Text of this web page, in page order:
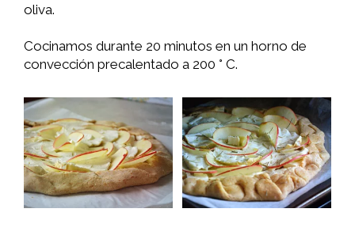
oliva.
Cocinamos durante 20 minutos en un horno de
convección precalentado a 200 ° C.